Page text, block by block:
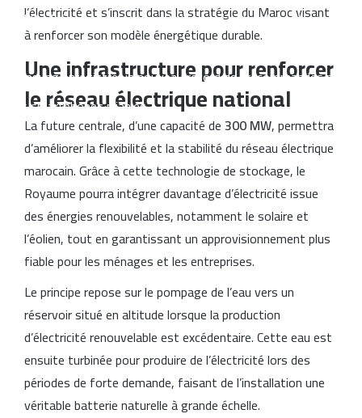
CIH Bank finalise une augmentation de capital d’un milliard de
dirhams, largement souscrite
Samsung enregistre un nouveau record de précommandes pour
ses smartphones pliables
l’électricité et s’inscrit dans la stratégie du Maroc visant
à renforcer son modèle énergétique durable.
Une infrastructure pour renforcer
le réseau électrique national
La future centrale, d’une capacité de300 MW, permettra
d’améliorer la flexibilité et la stabilité du réseau électrique
marocain. Grâce à cette technologie de stockage, le
Royaume pourra intégrer davantage d’électricité issue
des énergies renouvelables, notamment le solaire et
l’éolien, tout en garantissant un approvisionnement plus
fiable pour les ménages et les entreprises.
Le principe repose sur le pompage de l’eau vers un
réservoir situé en altitude lorsque la production
d’électricité renouvelable est excédentaire. Cette eau est
ensuite turbinée pour produire de l’électricité lors des
périodes de forte demande, faisant de l’installation une
véritable batterie naturelle à grande échelle.